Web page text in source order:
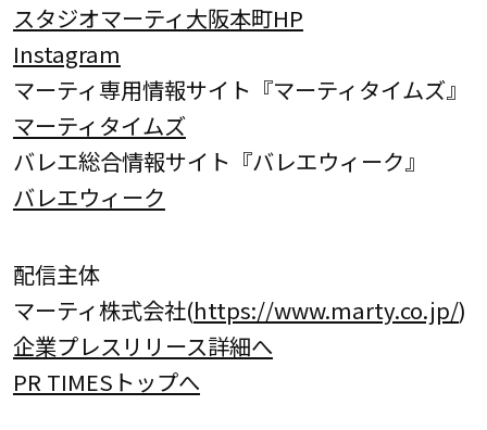
スタジオマーティ大阪本町HP
Instagram
マーティ専用情報サイト『マーティタイムズ』
マーティタイムズ
バレエ総合情報サイト『バレエウィーク』
バレエウィーク
配信主体
マーティ株式会社(https://www.marty.co.jp/)
企業プレスリリース詳細へ
PR TIMESトップへ